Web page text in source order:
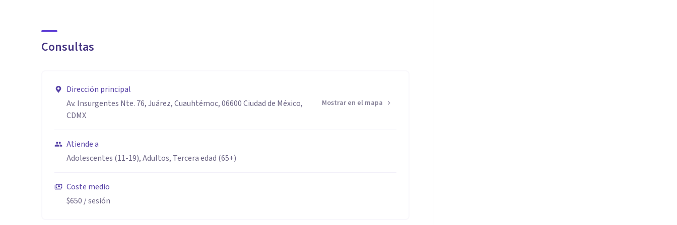
Consultas
Dirección principal
Av. Insurgentes Nte. 76, Juárez, Cuauhtémoc, 06600 Ciudad de México,
CDMX
Mostrar en el mapa
Atiende a
Adolescentes (11-19), Adultos, Tercera edad (65+)
Coste medio
$650 / sesión